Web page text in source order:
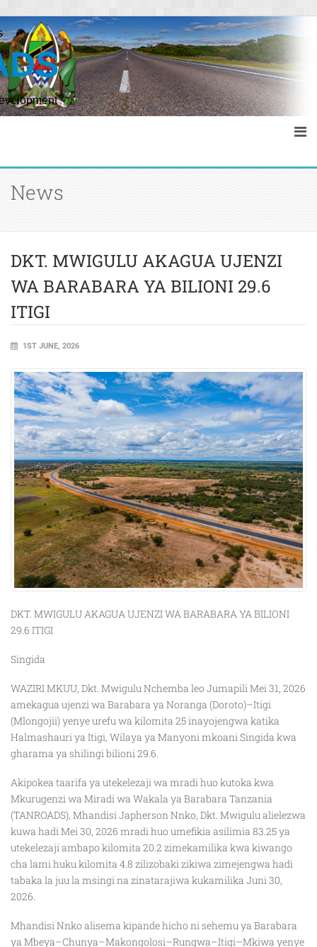
News
DKT. MWIGULU AKAGUA UJENZI
WA BARABARA YA BILIONI 29.6
ITIGI
1ST JUNE, 2026
DKT. MWIGULU AKAGUA UJENZI WA BARABARA YA BILIONI
29.6 ITIGI
Singida
WAZIRI MKUU, Dkt. Mwigulu Nchemba leo Jumapili Mei 31, 2026
amekagua ujenzi wa Barabara ya Noranga (Doroto)–Itigi
(Mlongojii) yenye urefu wa kilomita 25 inayojengwa katika
Halmashauri ya Itigi, Wilaya ya Manyoni mkoani Singida kwa
gharama ya shilingi bilioni 29.6.
Akipokea taarifa ya utekelezaji wa mradi huo kutoka kwa
Mkurugenzi wa Miradi wa Wakala ya Barabara Tanzania
(TANROADS), Mhandisi Japherson Nnko, Dkt. Mwigulu alielezwa
kuwa hadi Mei 30, 2026 mradi huo umefikia asilimia 83.25 ya
utekelezaji ambapo kilomita 20.2 zimekamilika kwa kiwango
cha lami huku kilomita 4.8 zilizobaki zikiwa zimejengwa hadi
tabaka la juu la msingi na zinatarajiwa kukamilika Juni 30,
2026.
Mhandisi Nnko alisema kipande hicho ni sehemu ya Barabara
ya Mbeya–Chunya–Makongolosi–Rungwa–Itigi–Mkiwa yenye